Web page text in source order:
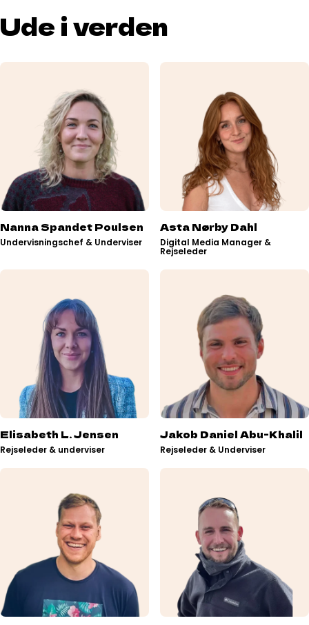
Ude i verden
Nanna Spandet Poulsen
Undervisningschef & Underviser
Asta Nørby Dahl
Digital Media Manager &
Rejseleder
Elisabeth L. Jensen
Rejseleder & underviser
Jakob Daniel Abu-Khalil
Rejseleder & Underviser